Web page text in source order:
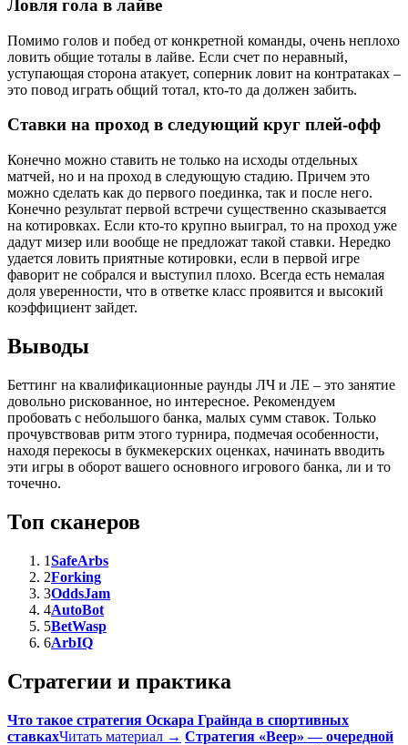
Ловля гола в лайве
Помимо голов и побед от конкретной команды, очень неплохо
ловить общие тоталы в лайве. Если счет по неравный,
уступающая сторона атакует, соперник ловит на контратаках –
это повод играть общий тотал, кто-то да должен забить.
Ставки на проход в следующий круг плей-офф
Конечно можно ставить не только на исходы отдельных
матчей, но и на проход в следующую стадию. Причем это
можно сделать как до первого поединка, так и после него.
Конечно результат первой встречи существенно сказывается
на котировках. Если кто-то крупно выиграл, то на проход уже
дадут мизер или вообще не предложат такой ставки. Нередко
удается ловить приятные котировки, если в первой игре
фаворит не собрался и выступил плохо. Всегда есть немалая
доля уверенности, что в ответке класс проявится и высокий
коэффициент зайдет.
Выводы
Беттинг на квалификационные раунды ЛЧ и ЛЕ – это занятие
довольно рискованное, но интересное. Рекомендуем
пробовать с небольшого банка, малых сумм ставок. Только
прочувствовав ритм этого турнира, подмечая особенности,
находя перекосы в букмекерских оценках, начинать вводить
эти игры в оборот вашего основного игрового банка, ли и то
точечно.
Топ сканеров
1SafeArbs
2Forking
3OddsJam
4AutoBot
5BetWasp
6ArbIQ
Стратегии и практика
Что такое стратегия Оскара Грайнда в спортивных
ставкахЧитать материал → Стратегия «Веер» — очередной